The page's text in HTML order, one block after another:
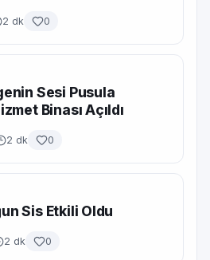
2 dk 0
Sesi Pusula
Binası Açıldı
2 dk 0
Sis Etkili Oldu
2 dk 0